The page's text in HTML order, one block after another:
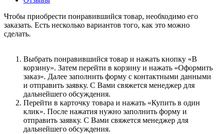
Чтобы приобрести понравившийся товар, необходимо его
заказать. Есть несколько вариантов того, как это можно
сделать.
Выбрать понравившийся товар и нажать кнопку «В
корзину». Затем перейти в корзину и нажать «Оформить
заказ». Далее заполнить форму с контактными данными
и отправить заявку. С Вами свяжется менеджер для
дальнейшего обсуждения.
Перейти в карточку товара и нажать «Купить в один
клик». После нажатия нужно заполнить форму и
отправить заявку. С Вами свяжется менеджер для
дальнейшего обсуждения.